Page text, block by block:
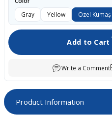
Gray
Yellow Özel
Add to Cart
Write a Comment
Product Information